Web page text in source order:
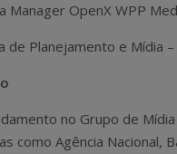
Manager OpenX WPP
de Planejamento e Mídia
no Grupo de
como Agência Nacional,